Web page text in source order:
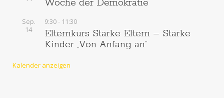
Woche der Demokratie
Sep.
14
9:30- 11:30
Elternkurs Starke Eltern – Starke
Kinder „Von Anfang an“
Kalender anzeigen